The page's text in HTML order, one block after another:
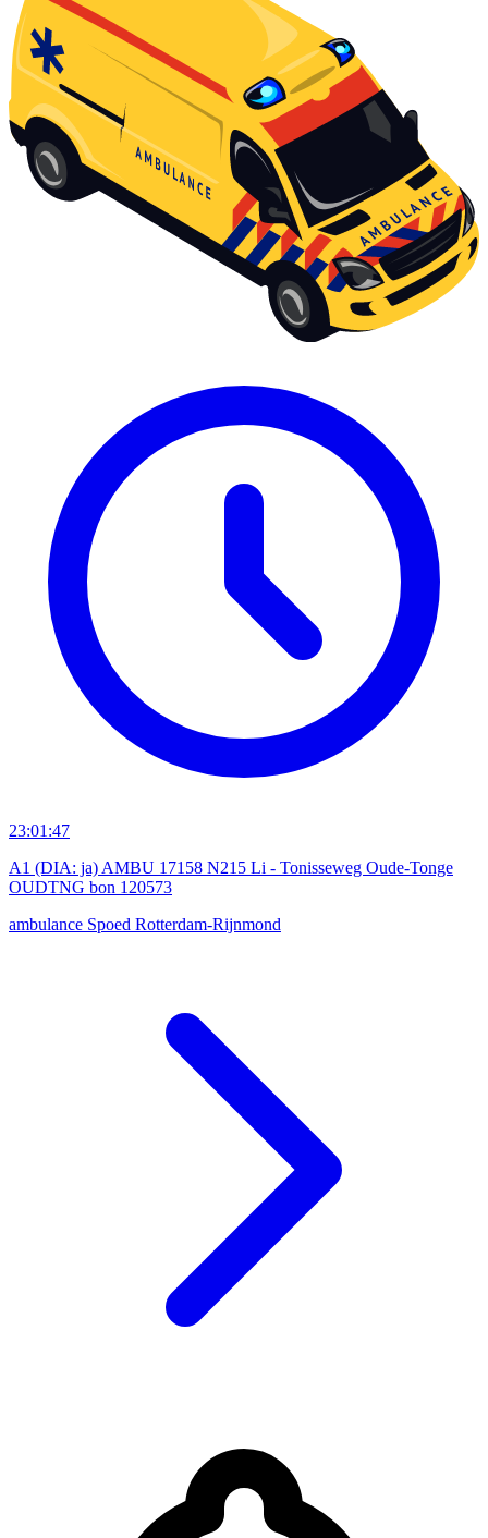
23:01:47
A1 (DIA: ja) AMBU 17158 N215 Li - Tonisseweg Oude-Tonge
OUDTNG bon 120573
ambulance Spoed Rotterdam-Rijnmond